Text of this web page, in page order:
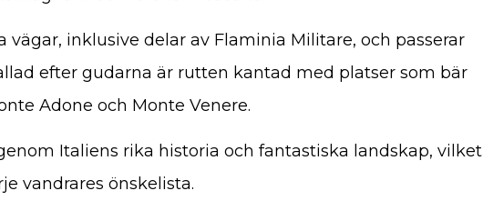
vägar, inklusive delar av Flaminia Militare, och passerar
efter gudarna är rutten kantad med platser som bär
Adone och Monte Venere.
Italiens rika historia och fantastiska landskap, vilket
vandrares önskelista.